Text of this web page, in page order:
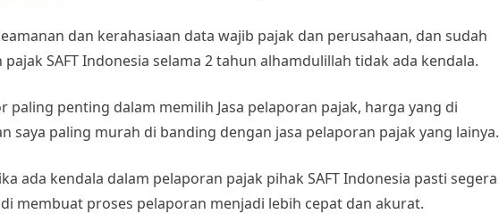
dan kerahasiaan data wajib pajak dan perusahaan, dan sudah
SAFT Indonesia selama 2 tahun alhamdulillah tidak ada kendala.
paling penting dalam memilih Jasa pelaporan pajak, harga yang di
saya paling murah di banding dengan jasa pelaporan pajak yang lainya.
ada kendala dalam pelaporan pajak pihak SAFT Indonesia pasti segera
membuat proses pelaporan menjadi lebih cepat dan akurat.